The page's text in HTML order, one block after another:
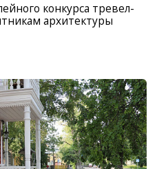
конкурса тревел-
архитектуры